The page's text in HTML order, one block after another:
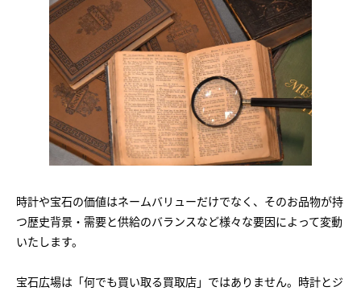
時計や宝石の価値はネームバリューだけでなく、そのお品物が持
つ歴史背景・需要と供給のバランスなど様々な要因によって変動
いたします。
宝石広場は「何でも買い取る買取店」ではありません。時計とジ